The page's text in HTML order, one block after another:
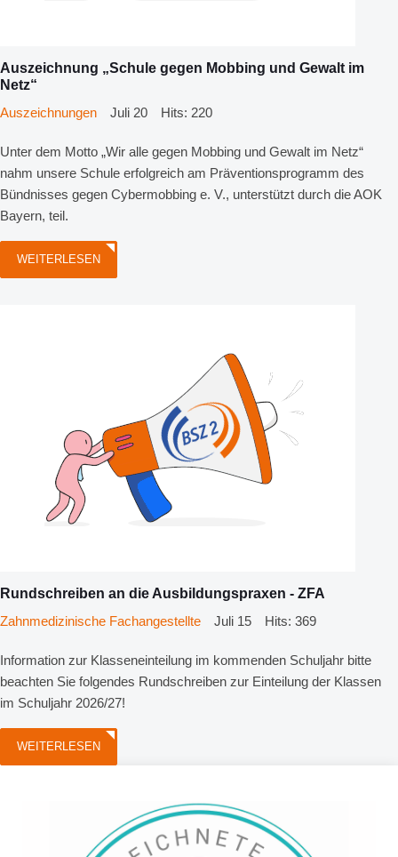
Auszeichnung „Schule gegen Mobbing und Gewalt im
Netz“
Auszeichnungen
Juli 20 Hits: 220
Unter dem Motto „Wir alle gegen Mobbing und Gewalt im Netz“
nahm unsere Schule erfolgreich am Präventionsprogramm des
Bündnisses gegen Cybermobbing e. V., unterstützt durch die AOK
Bayern, teil.
WEITERLESEN
Rundschreiben an die Ausbildungspraxen - ZFA
Zahnmedizinische Fachangestellte
Juli 15 Hits: 369
Information zur Klasseneinteilung im kommenden Schuljahr bitte
beachten Sie folgendes Rundschreiben zur Einteilung der Klassen
im Schuljahr 2026/27!
WEITERLESEN